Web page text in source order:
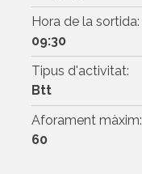
Hora de la sortida:
09:30
Tipus d'activitat:
Btt
Aforament màxim:
60